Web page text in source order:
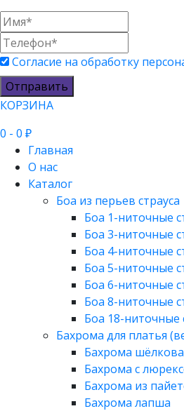
Согласие на обработку
Отправить
КОРЗИНА
0 - 0 ₽
Главная
О нас
Каталог
Боа из перьев страуса
Боа 1-ниточные
Боа 3-ниточные
Боа 4-ниточные
Боа 5-ниточные
Боа 6-ниточные
Боа 8-ниточные
Боа 18-ниточные
Бахрома для платья
Бахрома
Бахрома с
Бахрома из
Бахрома лапша